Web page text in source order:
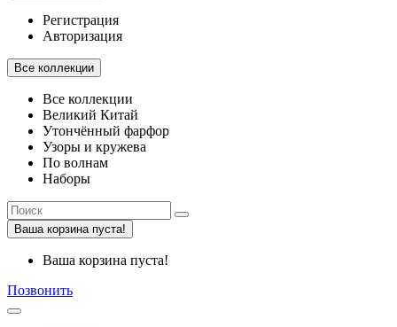
Регистрация
Авторизация
Все коллекции
Все коллекции
Великий Китай
Утончённый фарфор
Узоры и кружева
По волнам
Наборы
Ваша корзина пуста!
Ваша корзина пуста!
Позвонить